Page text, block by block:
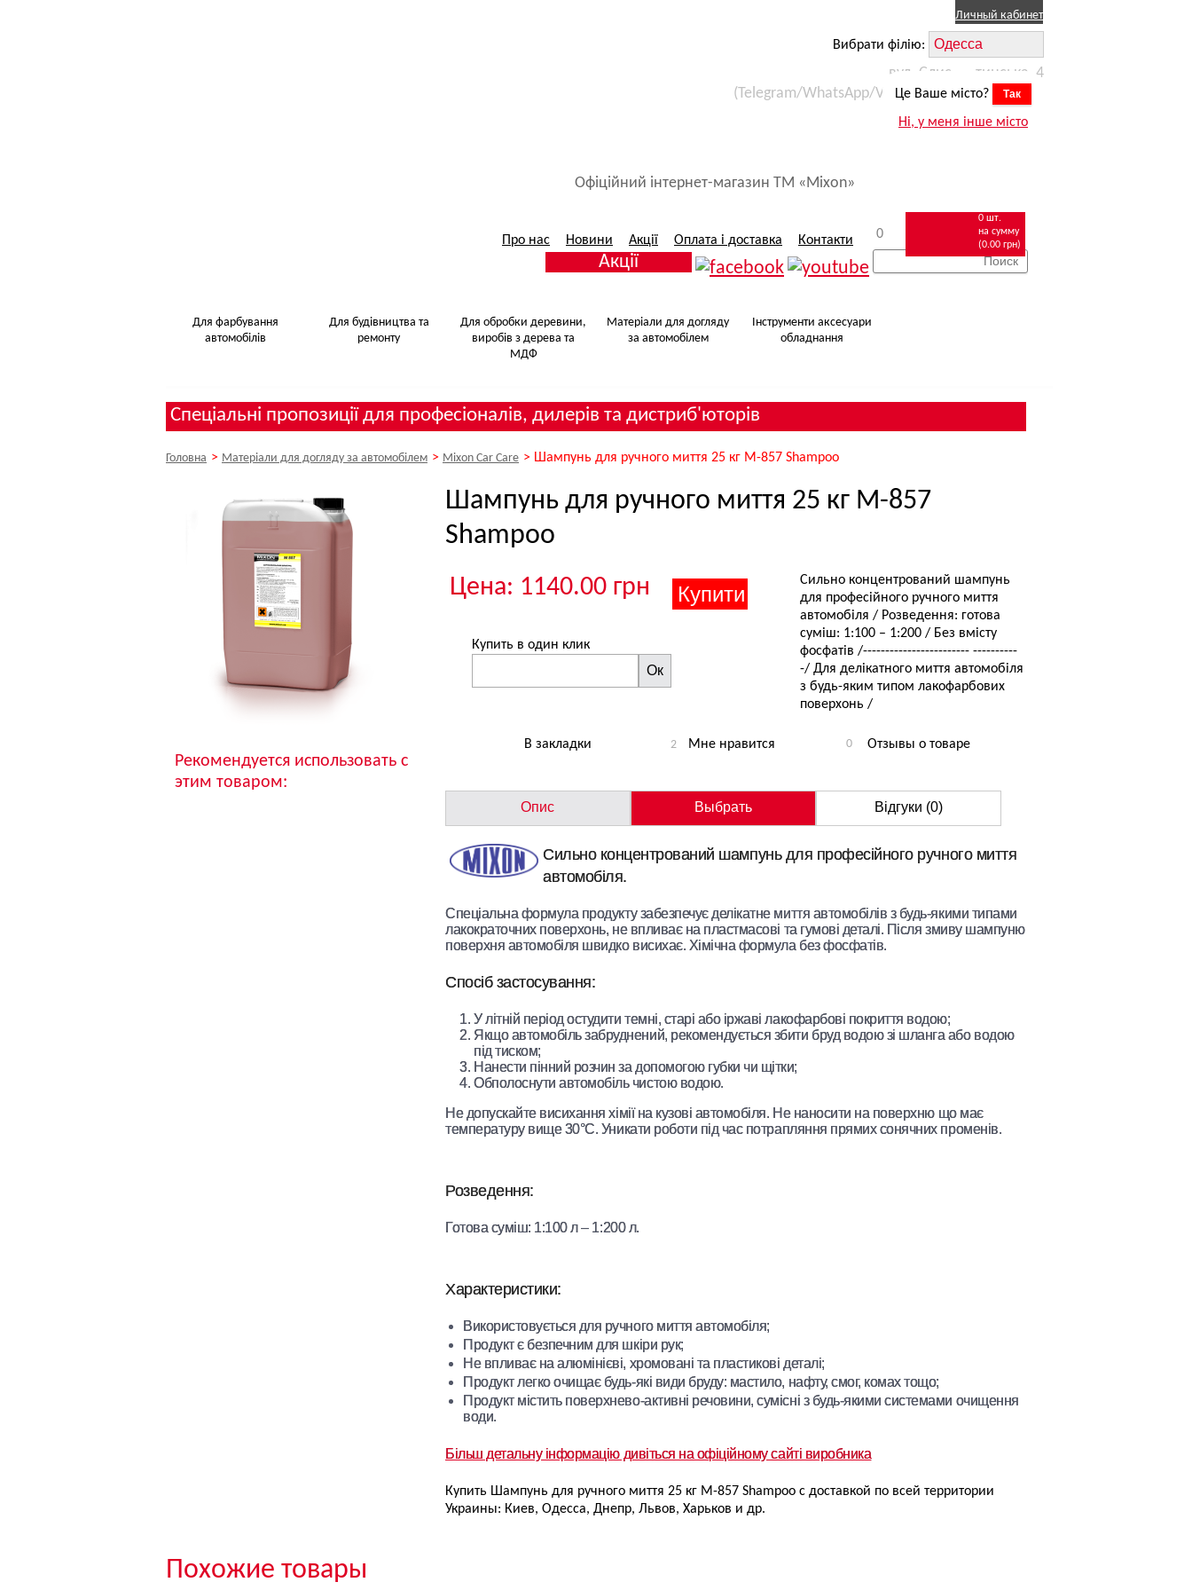
Личный кабинет
Це Ваше місто? Так
Ні, у меня інше місто
Вибрати філію:
вул. Єлисаветинська, 4
(Telegram/WhatsApp/Viber) +38 (067) 623 11 15
zakaz.odessa@mixon.ua
Офіційний інтернет-магазин ТМ «Mixon»
Про нас Новини Акції Оплата і доставка Контакти 0
0 шт.
на сумму
(0.00 грн)
Акції
Для фарбування
автомобілів
Для будівництва та
ремонту
Для обробки деревини,
виробів з дерева та
МДФ
Матеріали для догляду
за автомобілем
Інструменти аксесуари
обладнання
Спеціальні пропозиції для професіоналів, дилерів та дистриб'юторів
Головна > Матеріали для догляду за автомобілем > Mixon Car Care > Шампунь для ручного миття 25 кг M-857 Shampoo
Рекомендуется использовать с
этим товаром:
Шампунь для ручного миття 25 кг M-857
Shampoo
Цена: 1140.00 грн
Купить в один клик
Ок
Сильно концентрований шампунь
для професійного ручного миття
автомобіля / Розведення: готова
суміш: 1:100 – 1:200 / Без вмісту
фосфатів /------------------------ ----------
-/ Для делікатного миття автомобіля
з будь-яким типом лакофарбових
поверхонь /
В закладки 2 Мне нравится 0 Отзывы о товаре
Опис Выбрать Відгуки (0)
Сильно концентрований шампунь для професійного ручного миття
автомобіля.
Спеціальна формула продукту забезпечує делікатне миття автомобілів з будь-якими типами
лакократочних поверхонь, не впливає на пластмасові та гумові деталі. Після змиву шампуню
поверхня автомобіля швидко висихає. Хімічна формула без фосфатів.
Спосіб застосування:
У літній період остудити темні, старі або іржаві лакофарбові покриття водою;
Якщо автомобіль забруднений, рекомендується збити бруд водою зі шланга або водою
під тиском;
Нанести пінний розчин за допомогою губки чи щітки;
Обполоснути автомобіль чистою водою.
Не допускайте висихання хімії на кузові автомобіля. Не наносити на поверхню що має
температуру вище 30°С. Уникати роботи під час потрапляння прямих сонячних променів.
Розведення:
Готова суміш: 1:100 л – 1:200 л.
Характеристики:
Використовується для ручного миття автомобіля;
Продукт є безпечним для шкіри рук;
Не впливає на алюмінієві, хромовані та пластикові деталі;
Продукт легко очищає будь-які види бруду: мастило, нафту, смог, комах тощо;
Продукт містить поверхнево-активні речовини, сумісні з будь-якими системами очищення
води.
Більш детальну інформацію дивіться на офіційному сайті виробника
Купить Шампунь для ручного миття 25 кг M-857 Shampoo с доставкой по всей территории
Украины: Киев, Одесса, Днепр, Львов, Харьков и др.
Похожие товары